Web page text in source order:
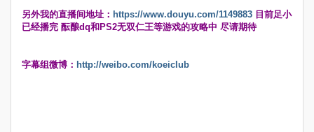
另外我的直播间地址： https://www.douyu.com/1149883 目前足小
已经播完 酝酿dq和PS2无双仁王等游戏的攻略中 尽请期待
字幕组微博： http://weibo.com/koeiclub